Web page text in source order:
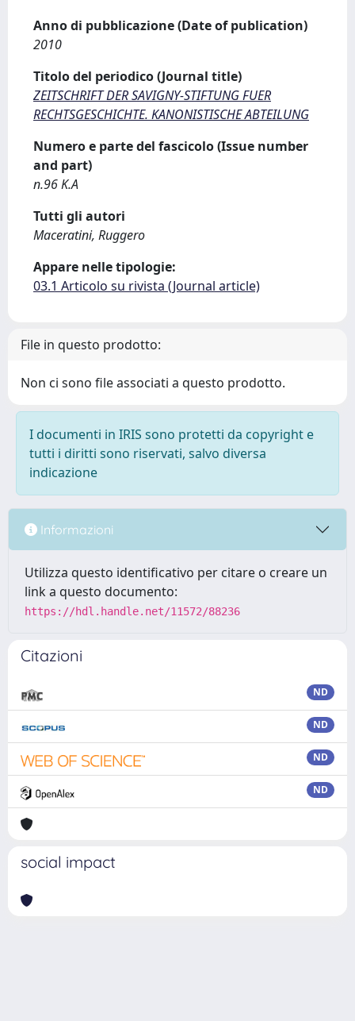
Anno di pubblicazione (Date of publication)
2010
Titolo del periodico (Journal title)
ZEITSCHRIFT DER SAVIGNY-STIFTUNG FUER
RECHTSGESCHICHTE. KANONISTISCHE ABTEILUNG
Numero e parte del fascicolo (Issue number
and part)
n.96 K.A
Tutti gli autori
Maceratini, Ruggero
Appare nelle tipologie:
03.1 Articolo su rivista (Journal article)
File in questo prodotto:
Non ci sono file associati a questo prodotto.
I documenti in IRIS sono protetti da copyright e
tutti i diritti sono riservati, salvo diversa
indicazione
Informazioni
Utilizza questo identificativo per citare o creare un
link a questo documento:
https://hdl.handle.net/11572/88236
Citazioni
ND
ND
ND
ND
social impact